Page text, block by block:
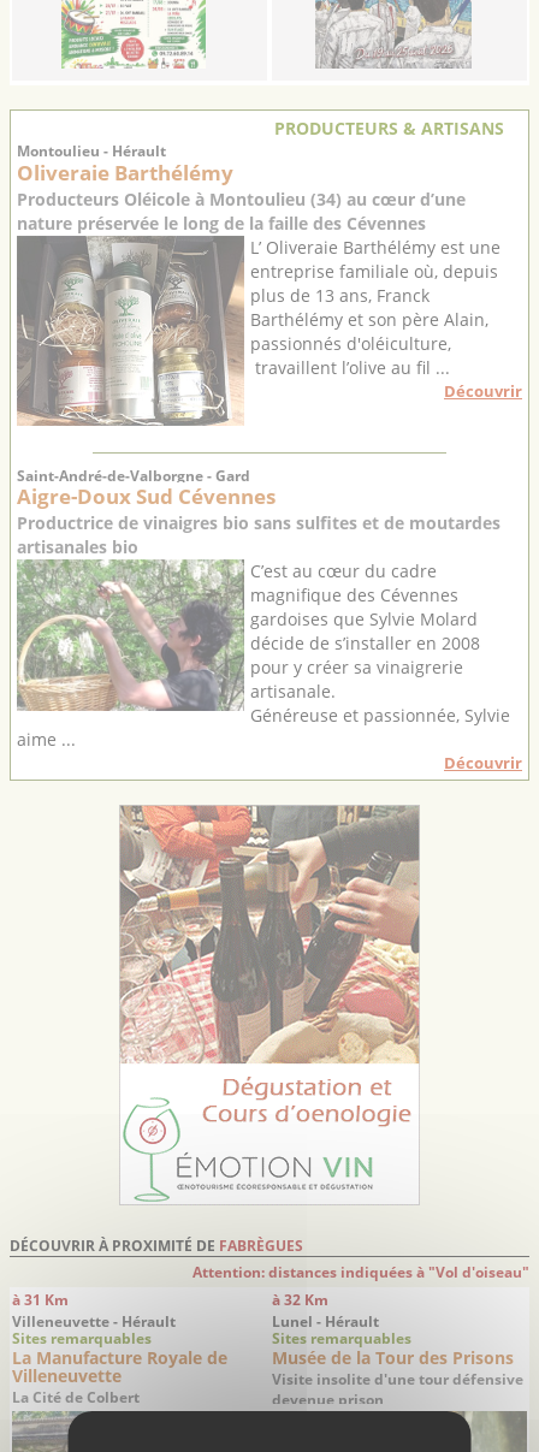
PRODUCTEURS & ARTISANS
Montoulieu - Hérault
Oliveraie Barthélémy
Producteurs Oléicole à Montoulieu (34) au cœur d’une
nature préservée le long de la faille des Cévennes
L’ Oliveraie Barthélémy est une
entreprise familiale où, depuis
plus de 13 ans, Franck
Barthélémy et son père Alain,
passionnés d'oléiculture,
travaillent l’olive au fil ...
Découvrir
Saint-André-de-Valborgne - Gard
Aigre-Doux Sud Cévennes
Productrice de vinaigres bio sans sulfites et de moutardes
artisanales bio
C’est au cœur du cadre
magnifique des Cévennes
gardoises que Sylvie Molard
décide de s’installer en 2008
pour y créer sa vinaigrerie
artisanale.
Généreuse et passionnée, Sylvie
aime ...
Découvrir
DÉCOUVRIR À PROXIMITÉ DE FABRÈGUES
Attention: distances indiquées à "Vol d'oiseau"
à 31 Km
Villeneuvette - Hérault
Sites remarquables
La Manufacture Royale de
Villeneuvette
La Cité de Colbert
à 32 Km
Lunel - Hérault
Sites remarquables
Musée de la Tour des Prisons
Visite insolite d'une tour défensive
devenue prison